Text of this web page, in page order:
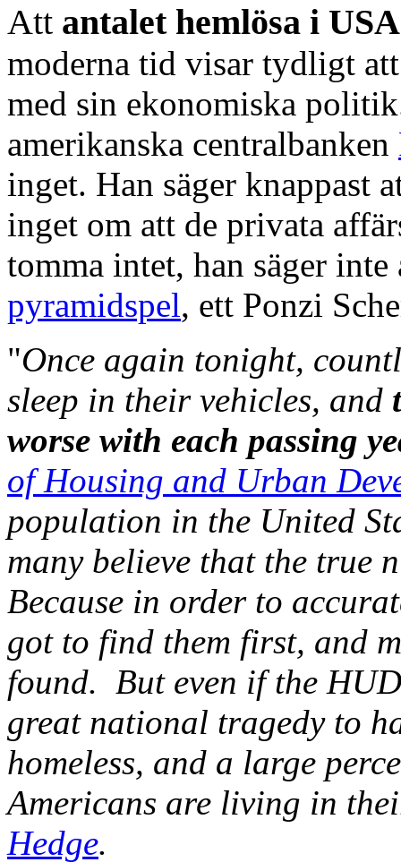
Att antalet hemlösa i
moderna tid visar tydligt
med sin ekonomiska
amerikanska centralbanken
inget. Han säger knappast
inget om att de privata
tomma intet, han säger
pyramidspel, ett Ponzi
"Once again tonight,
sleep in their vehicles, and
worse with each passing
of Housing and Urban
population in the United
many believe that the true
Because in order to
got to find them first, and
found. But even if the
great national tragedy to
homeless, and a large
Americans are living in
Hedge.